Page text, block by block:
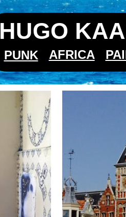
HUGO
PUNK AFRICA